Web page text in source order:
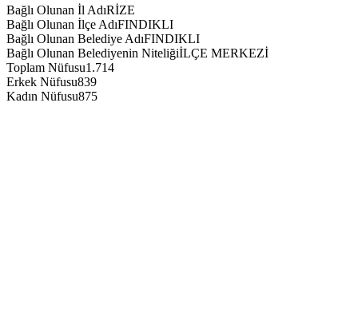
Bağlı Olunan İl AdıRİZE
Bağlı Olunan İlçe AdıFINDIKLI
Bağlı Olunan Belediye AdıFINDIKLI
Bağlı Olunan Belediyenin NiteliğiİLÇE MERKEZİ
Toplam Nüfusu1.714
Erkek Nüfusu839
Kadın Nüfusu875